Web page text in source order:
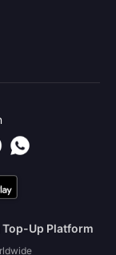
Top-Up Platform